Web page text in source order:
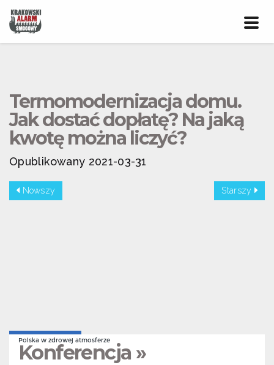
Termomodernizacja domu.
Jak dostać dopłatę? Na jaką
kwotę można liczyć?
Opublikowany 2021-03-31
Nowszy Starszy
Polska w zdrowej atmosferze
Konferencja »